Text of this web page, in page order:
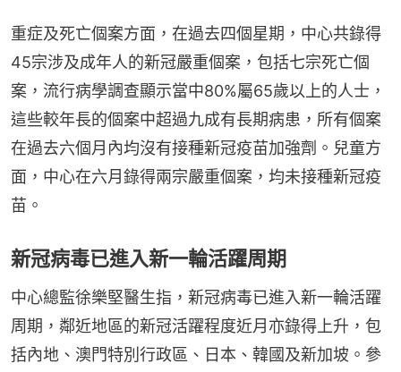
重症及死亡個案方面，在過去四個星期，中心共錄得
45宗涉及成年人的新冠嚴重個案，包括七宗死亡個
案，流行病學調查顯示當中80%屬65歲以上的人士，
這些較年長的個案中超過九成有長期病患，所有個案
在過去六個月內均沒有接種新冠疫苗加強劑。兒童方
面，中心在六月錄得兩宗嚴重個案，均未接種新冠疫
苗。
新冠病毒已進入新一輪活躍周期
中心總監徐樂堅醫生指，新冠病毒已進入新一輪活躍
周期，鄰近地區的新冠活躍程度近月亦錄得上升，包
括內地、澳門特別行政區、日本、韓國及新加坡。參